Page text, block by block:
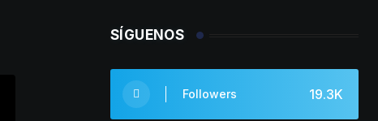
SÍGUENOS
19.3K
Followers